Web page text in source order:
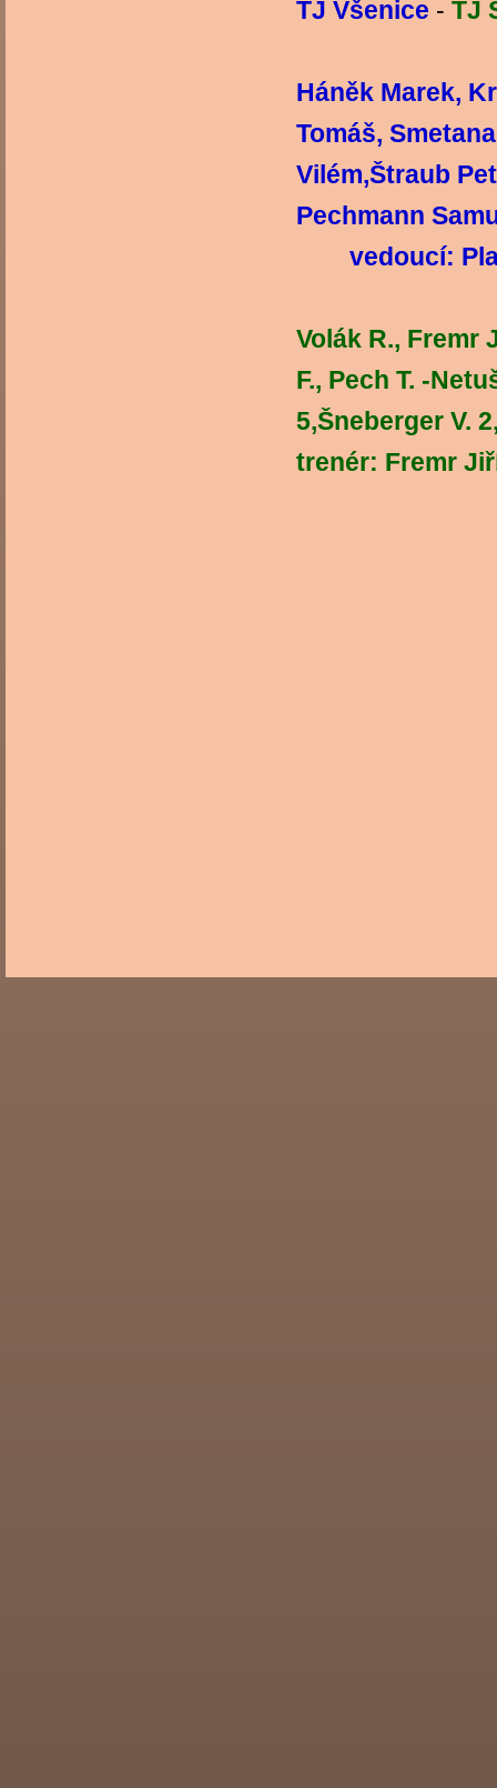
TJ Všenice - TJ
Háněk Marek,
Tomáš,
Vilém,Štraub
vedoucí:
Volák R., Fremr
F., Pech T. -
5,Šneberger
trenér: Fremr